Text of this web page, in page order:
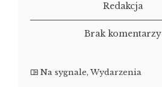
Redakcja
Brak komentarzy
Na sygnale, Wydarzenia